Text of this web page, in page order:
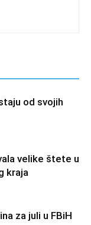
od svojih
velike štete u
kraja
za juli u FBiH